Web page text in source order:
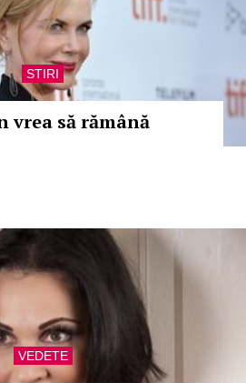
STIRI
vrea să rămână
VEDETE